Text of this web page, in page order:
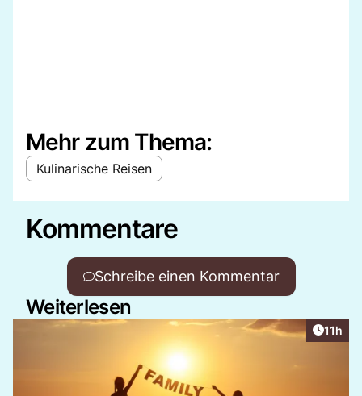
Mehr zum Thema:
Kulinarische Reisen
Kommentare
Schreibe einen Kommentar
Weiterlesen
11h